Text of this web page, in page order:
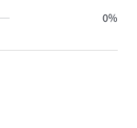
0%